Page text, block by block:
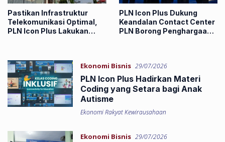
Pastikan Infrastruktur
Telekomunikasi Optimal,
PLN Icon Plus Lakukan
PLN Icon Plus Dukung
Keandalan Contact Center
PLN Borong Penghargaan
Ekonomi Bisnis 29/07/2026
PLN Icon Plus Hadirkan Materi
Coding yang Setara bagi Anak
Autisme
Ekonomi Rakyat Kewirausahaan
Ekonomi Bisnis 29/07/2026